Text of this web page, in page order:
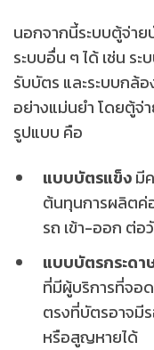
นอกจากนี้ระบบตู้จ่า
ระบบอื่น ๆ ได้ เช่น ร
รับบัตร และระบบกล้
อย่างแม่นยำ โดยตู้จ่
รูปแบบ คือ
แบบบัตรแข็งมี
ต้นทุนการผลิตค่
รถ เข้า-ออก ต่อ
แบบบัตรกระดา
ที่มีผู้บริการที่จอ
ตรงที่บัตรอาจมี
หรือสูญหายได้